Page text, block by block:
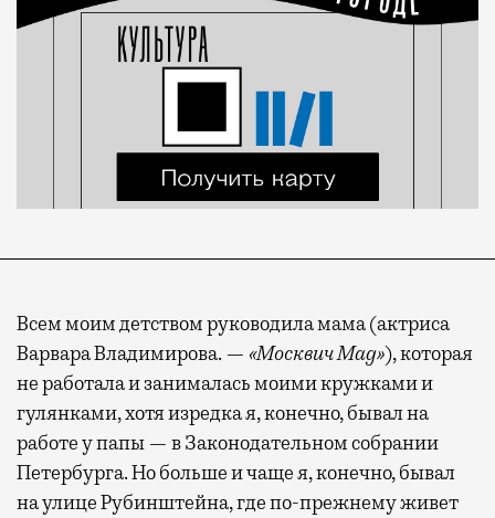
Всем моим детством руководила мама (актриса
Варвара Владимирова. — «Москвич Mag»), которая
не работала и занималась моими кружками и
гулянками, хотя изредка я, конечно, бывал на
работе у папы — в Законодательном собрании
Петербурга. Но больше и чаще я, конечно, бывал
на улице Рубинштейна, где по-прежнему живет